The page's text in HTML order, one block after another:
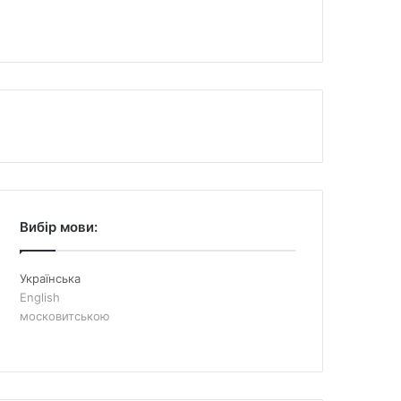
Вибір мови:
Українська
English
московитською